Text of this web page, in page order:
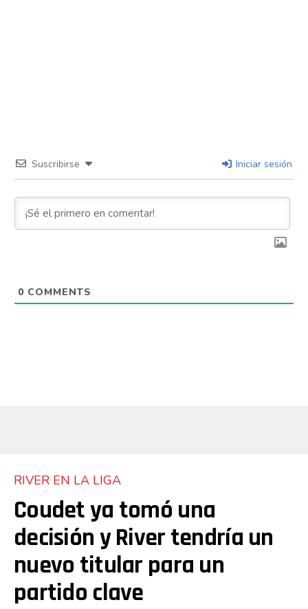
Suscribirse Iniciar sesión
0 COMMENTS
RIVER EN LA LIGA
Coudet ya tomó una
decisión y River tendría un
nuevo titular para un
partido clave